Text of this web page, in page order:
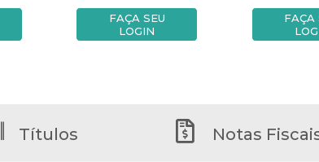
FAÇA SEU
LOGIN
FAÇA
Títulos Notas